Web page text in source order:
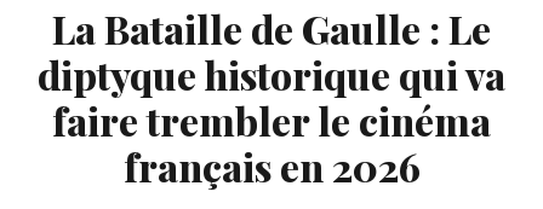
La Bataille de Gaulle : Le
diptyque historique qui va
faire trembler le cinéma
français en 2026